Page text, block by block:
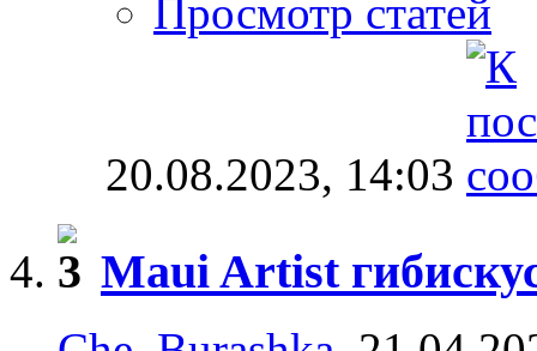
Просмотр статей
20.08.2023, 14:03
Maui Artist